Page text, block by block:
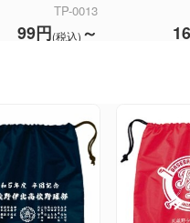
TP-0013
99円(税込) ～